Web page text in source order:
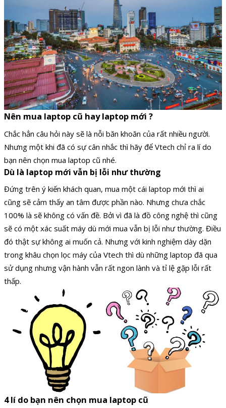
Nên mua laptop cũ hay laptop mới ?
Chắc hẳn câu hỏi này sẽ là nỗi băn khoăn của rất nhiều người.
Nhưng một khi đã có sự cân nhắc thì hãy để Vtech chỉ ra lí do
bạn nên chọn mua laptop cũ nhé.
Dù là laptop mới vẫn bị lỗi như thường
Đứng trên ý kiến khách quan, mua một cái laptop mới thì ai
cũng sẽ cảm thấy an tâm được phần nào. Nhưng chưa chắc
100% là sẽ không có vấn đề. Bởi vì đã là đồ công nghệ thì cũng
sẽ có một xác suất máy dù mới mua vẫn bị lỗi như thường. Điều
đó thật sự không ai muốn cả. Nhưng với kinh nghiệm dày dặn
trong khâu chọn lọc máy của Vtech thì dù những laptop đã qua
sử dụng nhưng vận hành vẫn rất ngon lành và tỉ lệ gặp lỗi rất
thấp.
4 lí do bạn nên chọn mua laptop cũ